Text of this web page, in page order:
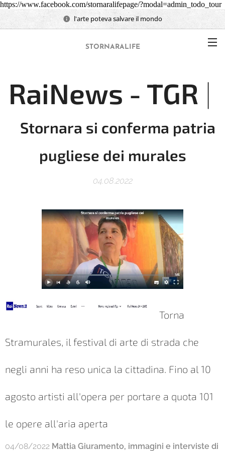
https://www.facebook.com/stornaralifepage/?modal=admin_todo_tour
l'arte poteva salvare il mondo
STORNARALIFE
RaiNews - TGR |
Stornara si conferma patria
pugliese dei murales
04.08.2022
Torna
Stramurales, il festival di arte di strada che
negli anni ha reso unica la cittadina. Fino al 10
agosto artisti all'opera per portare a quota 101
le opere all'aria aperta
04/08/2022 Mattia Giuramento, immagini e interviste di